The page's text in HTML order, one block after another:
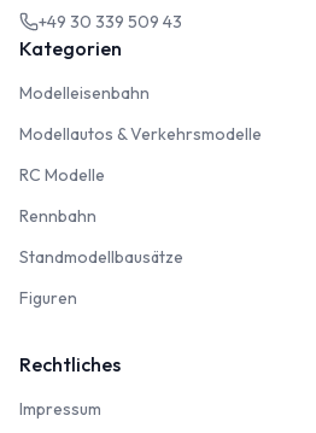
+49 30 339 509 43
Kategorien
Modelleisenbahn
Modellautos & Verkehrsmodelle
RC Modelle
Rennbahn
Standmodellbausätze
Figuren
Rechtliches
Impressum